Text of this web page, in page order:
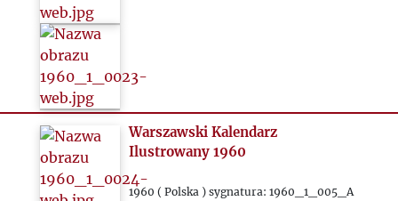
Warszawski Kalendarz
Ilustrowany 1960
1960 ( Polska ) sygnatura: 1960_1_005_A